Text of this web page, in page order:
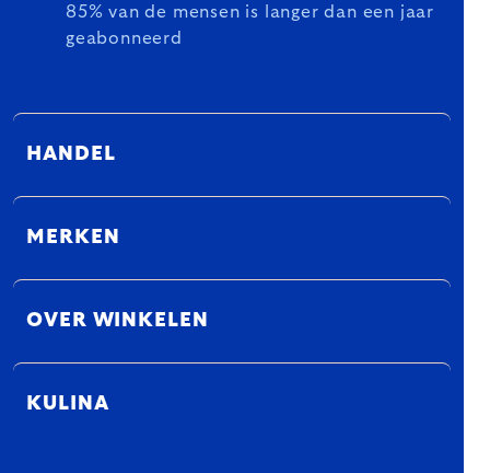
85% van de mensen is langer dan een jaar
geabonneerd
HANDEL
MERKEN
OVER WINKELEN
KULINA